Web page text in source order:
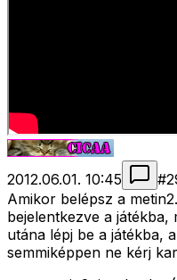
2012.06.01. 10:45 #
Amikor belépsz a
bejelentkezve a játékba,
utána lépj be a játékba,
semmiképpen ne kérj